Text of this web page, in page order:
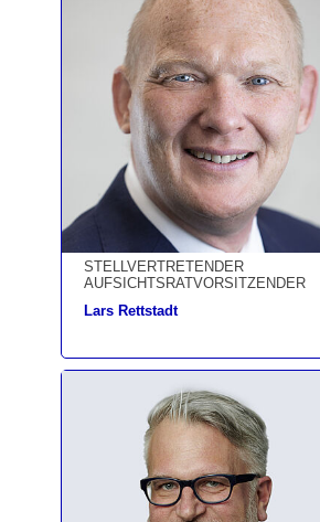
STELLVERTRETENDER
AUFSICHTSRATVORSITZENDER
Lars Rettstadt